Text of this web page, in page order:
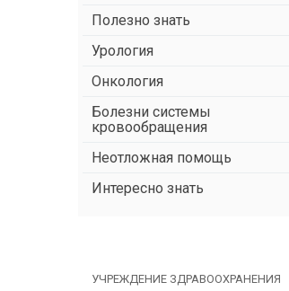
Полезно знать
Урология
Онкология
Болезни системы
кровообращения
Неотложная помощь
Интересно знать
УЧРЕЖДЕНИЕ ЗДРАВООХРАНЕНИЯ